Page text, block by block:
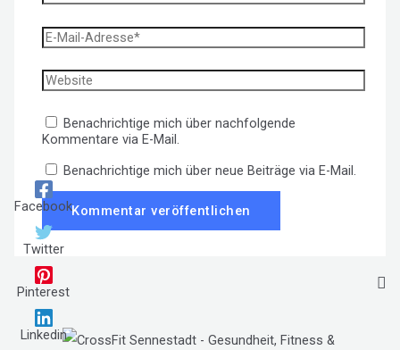
Facebook
Twitter
Pinterest
Linkedin
E-
Mail-
Adresse*
Website
Benachrichtige mich über nachfolgende
Kommentare via E-Mail.
Benachrichtige mich über neue Beiträge via E-Mail.